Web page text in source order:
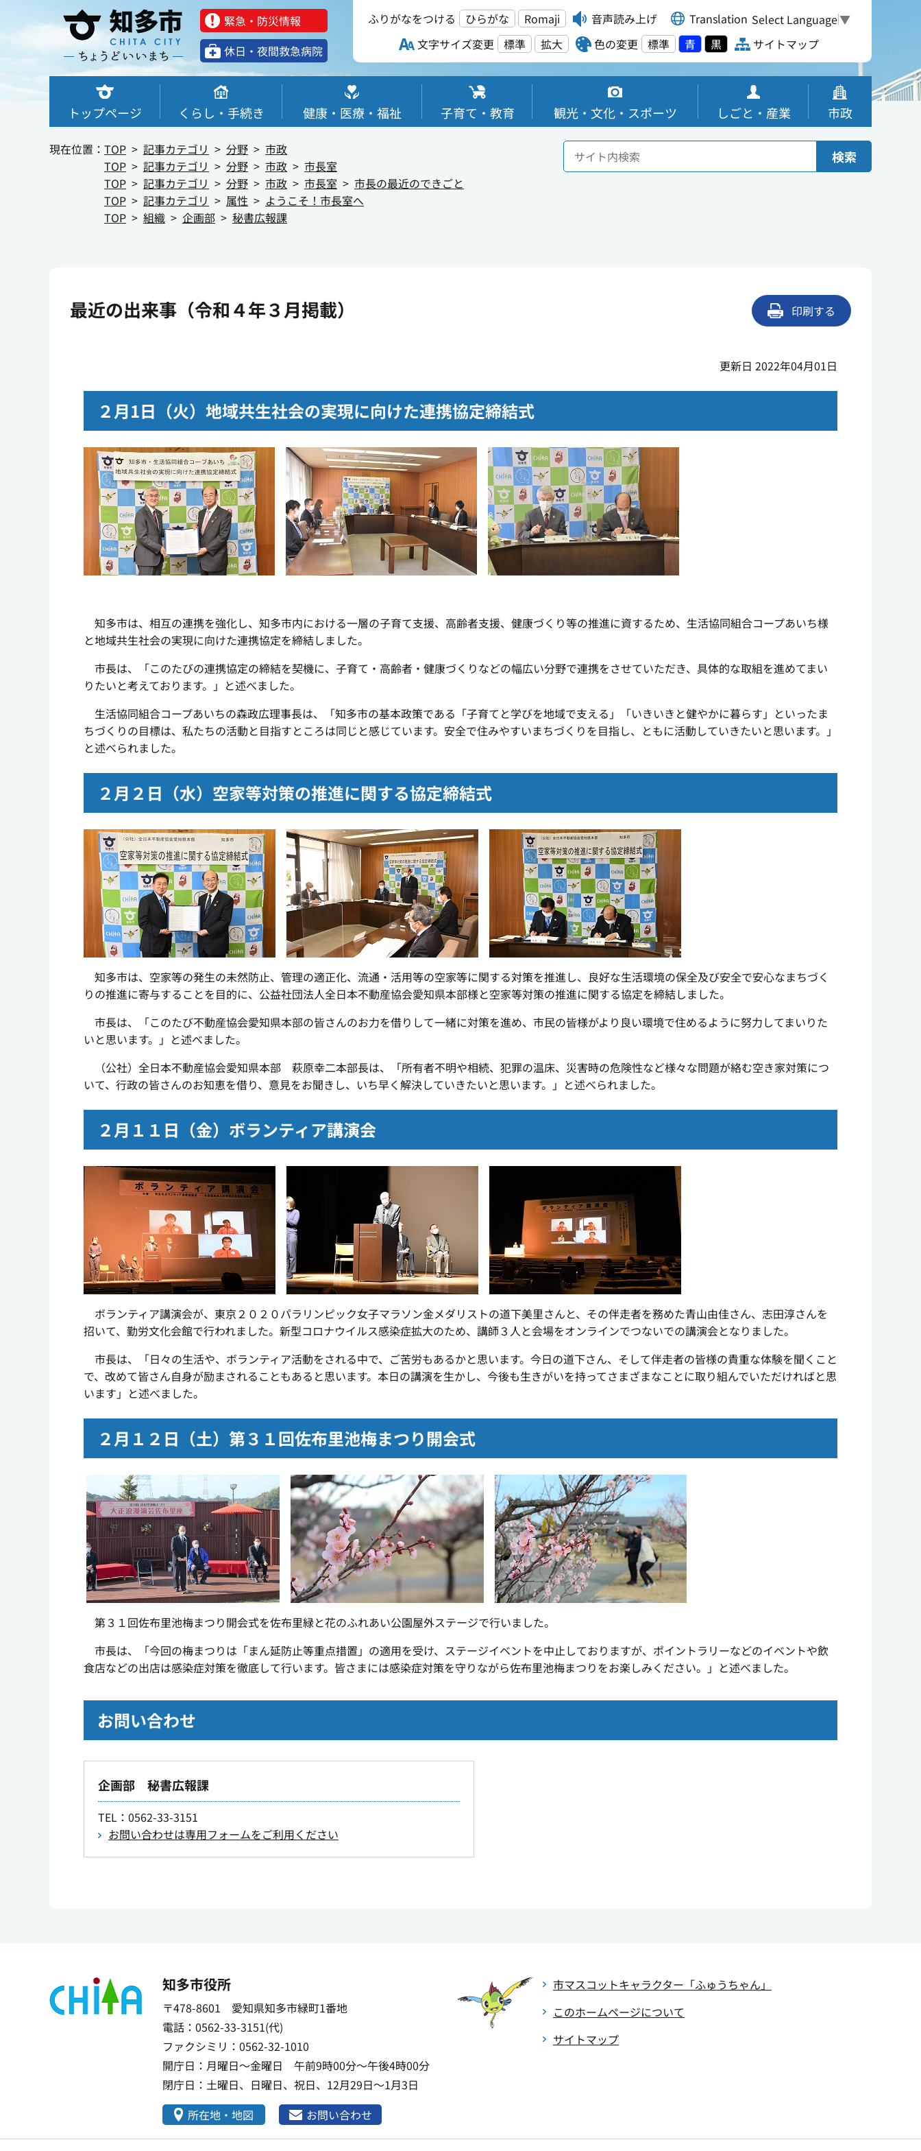
緊急・防災情報
休⽇・夜間救急病院
ふりがなをつける ひらがな Romaji 音声読み上げ Translation Select Language▼
文字サイズ変更
標準 拡大 色の変更 標準 青 黒 サイトマップ
トップページ くらし・手続き 健康・医療・福祉 子育て・教育 観光・文化・スポーツ しごと・産業 市政
現在位置： TOP 記事カテゴリ 分野
市政
TOP
記事カテゴリ 分野 市政
市長室
TOP
記事カテゴリ 分野 市政 市長室
市長の最近のできごと
TOP
記事カテゴリ 属性
ようこそ！市長室へ
TOP
組織 企画部 秘書広報課
検索
最近の出来事（令和４年３月掲載） 印刷する
更新日 2022年04月01日
２月1日（火）地域共生社会の実現に向けた連携協定締結式
知多市は、相互の連携を強化し、知多市内における一層の子育て支援、高齢者支援、健康づくり等の推進に資するため、生活協同組合コープあいち様
と地域共生社会の実現に向けた連携協定を締結しました。
市長は、「このたびの連携協定の締結を契機に、子育て・高齢者・健康づくりなどの幅広い分野で連携をさせていただき、具体的な取組を進めてまい
りたいと考えております。」と述べました。
生活協同組合コープあいちの森政広理事長は、「知多市の基本政策である「子育てと学びを地域で支える」「いきいきと健やかに暮らす」といったま
ちづくりの目標は、私たちの活動と目指すところは同じと感じています。安全で住みやすいまちづくりを目指し、ともに活動していきたいと思います。」
と述べられました。
２月２日（水）空家等対策の推進に関する協定締結式
知多市は、空家等の発生の未然防止、管理の適正化、流通・活用等の空家等に関する対策を推進し、良好な生活環境の保全及び安全で安心なまちづく
りの推進に寄与することを目的に、公益社団法人全日本不動産協会愛知県本部様と空家等対策の推進に関する協定を締結しました。
市長は、「このたび不動産協会愛知県本部の皆さんのお力を借りして一緒に対策を進め、市民の皆様がより良い環境で住めるように努力してまいりた
いと思います。」と述べました。
（公社）全日本不動産協会愛知県本部 萩原幸二本部長は、「所有者不明や相続、犯罪の温床、災害時の危険性など様々な問題が絡む空き家対策につ
いて、行政の皆さんのお知恵を借り、意見をお聞きし、いち早く解決していきたいと思います。」と述べられました。
２月１１日（金）ボランティア講演会
ボランティア講演会が、東京２０２０パラリンピック女子マラソン金メダリストの道下美里さんと、その伴走者を務めた青山由佳さん、志田淳さんを
招いて、勤労文化会館で行われました。新型コロナウイルス感染症拡大のため、講師３人と会場をオンラインでつないでの講演会となりました。
市長は、「日々の生活や、ボランティア活動をされる中で、ご苦労もあるかと思います。今日の道下さん、そして伴走者の皆様の貴重な体験を聞くこと
で、改めて皆さん自身が励まされることもあると思います。本日の講演を生かし、今後も生きがいを持ってさまざまなことに取り組んでいただければと思
います」と述べました。
２月１２日（土）第３１回佐布里池梅まつり開会式
第３１回佐布里池梅まつり開会式を佐布里緑と花のふれあい公園屋外ステージで行いました。
市長は、「今回の梅まつりは「まん延防止等重点措置」の適用を受け、ステージイベントを中止しておりますが、ポイントラリーなどのイベントや飲
食店などの出店は感染症対策を徹底して行います。皆さまには感染症対策を守りながら佐布里池梅まつりをお楽しみください。」と述べました。
お問い合わせ
企画部 秘書広報課
TEL ：0562-33-3151
お問い合わせは専用フォームをご利用ください
知多市役所
〒478-8601 愛知県知多市緑町1番地
電話：0562-33-3151(代)
ファクシミリ：0562-32-1010
開庁日：月曜日～金曜日 午前9時00分～午後4時00分
閉庁日：土曜日、日曜日、祝日、12月29日～1月3日
所在地・地図
お問い合わせ
市マスコットキャラクター 「ふゅうちゃん」
このホームページについて
サイトマップ